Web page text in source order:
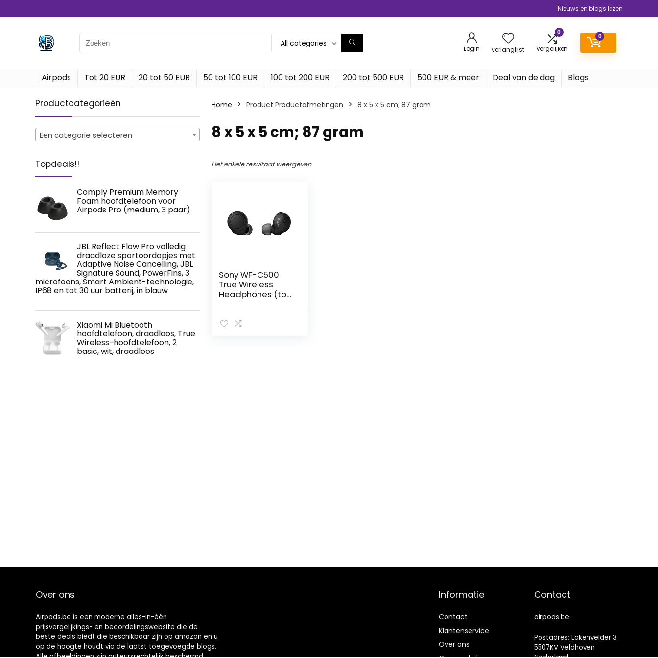
Nieuws en blogs lezen
Search
for:
All categories
Login verlanglijst
0
Vergelijken
0
Airpods Tot 20 EUR 20 tot 50 EUR 50 tot 100 EUR 100 tot 200 EUR 200 tot 500 EUR 500 EUR & meer Deal van de dag Blogs
Productcategorieën
Een categorie selecteren
Topdeals!!
Comply Premium Memory
Foam hoofdtelefoon voor
Airpods Pro (medium, 3 paar)
JBL Reflect Flow Pro volledig
draadloze sportoordopjes met
Adaptive Noise Cancelling, JBL
Signature Sound, PowerFins, 3
microfoons, Smart Ambient-technologie,
IP68 en tot 30 uur batterij, in blauw
Xiaomi Mi Bluetooth
hoofdtelefoon, draadloos, True
Wireless-hoofdtelefoon, 2
basic, wit, draadloos
Home Product Productafmetingen ‎8 x 5 x 5 cm; 87 gram
‎8 x 5 x 5 cm; 87 gram
Het enkele resultaat weergeven
Sony WF-C500
True Wireless
Headphones (tot
oplaadcase –
Over ons
Airpods.be is een moderne alles-in-één
prijsvergelijkings- en beoordelingswebsite die de
beste deals biedt die beschikbaar zijn op amazon en u
op de hoogte houdt via de laatst toegevoegde blogs.
Alle afbeeldingen zijn auteursrechtelijk beschermd
Informatie
Contact
Klantenservice
Over ons
Contact
airpods.be
Postadres: Lakenvelder 3
5507KV Veldhoven